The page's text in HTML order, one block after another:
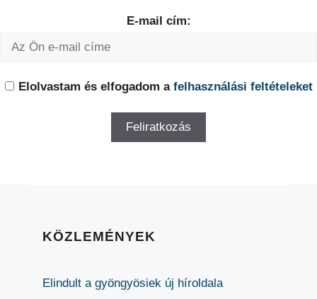
E-mail cím:
Elolvastam és elfogadom a felhasználási feltételeket
KÖZLEMÉNYEK
Elindult a gyöngyösiek új híroldala